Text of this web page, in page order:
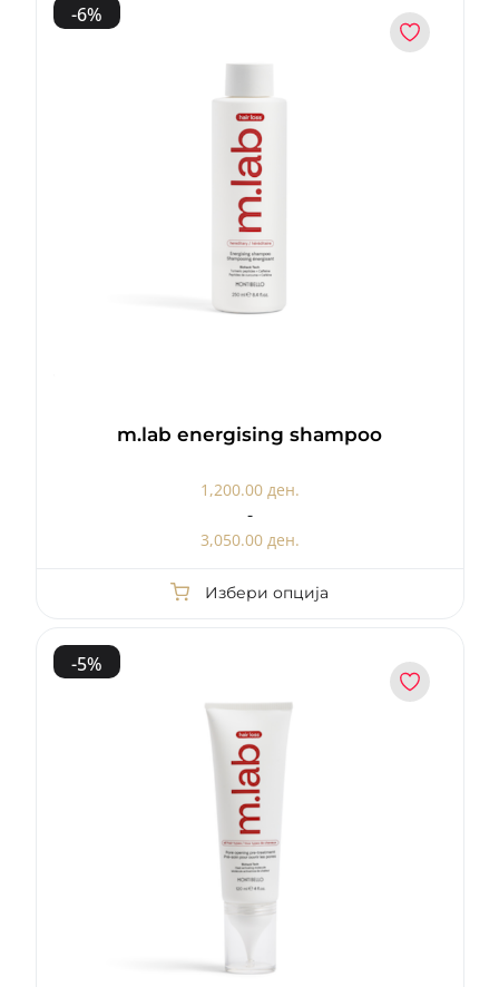
-6%
m.lab energising shampoo
1,200.00 ден.
-
3,050.00 ден.
Избери опција
-5%